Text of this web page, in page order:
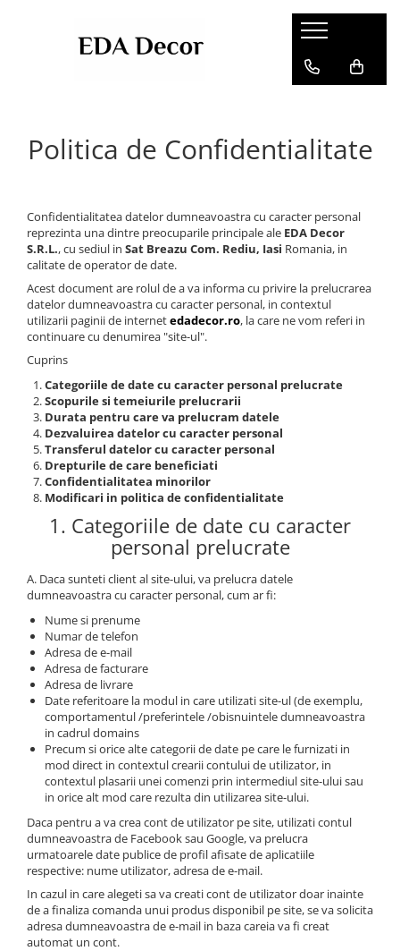
Politica de Confidentialitate
Confidentialitatea datelor dumneavoastra cu caracter personal
reprezinta una dintre preocuparile principale ale EDA Decor
S.R.L., cu sediul in Sat Breazu Com. Rediu, Iasi Romania, in
calitate de operator de date.
Acest document are rolul de a va informa cu privire la prelucrarea
datelor dumneavoastra cu caracter personal, in contextul
utilizarii paginii de internetedadecor.ro, la care ne vom referi in
continuare cu denumirea "site-ul".
Cuprins
Categoriile de date cu caracter personal prelucrate
Scopurile si temeiurile prelucrarii
Durata pentru care va prelucram datele
Dezvaluirea datelor cu caracter personal
Transferul datelor cu caracter personal
Drepturile de care beneficiati
Confidentialitatea minorilor
Modificari in politica de confidentialitate
1. Categoriile de date cu caracter
personal prelucrate
A. Daca sunteti client al site-ului, va prelucra datele
dumneavoastra cu caracter personal, cum ar fi:
Nume si prenume
Numar de telefon
Adresa de e-mail
Adresa de facturare
Adresa de livrare
Date referitoare la modul in care utilizati site-ul (de exemplu,
comportamentul /preferintele /obisnuintele dumneavoastra
in cadrul domains
Precum si orice alte categorii de date pe care le furnizati in
mod direct in contextul crearii contului de utilizator, in
contextul plasarii unei comenzi prin intermediul site-ului sau
in orice alt mod care rezulta din utilizarea site-ului.
Daca pentru a va crea cont de utilizator pe site, utilizati contul
dumneavoastra de Facebook sau Google, va prelucra
urmatoarele date publice de profil afisate de aplicatiile
respective: nume utilizator, adresa de e-mail.
In cazul in care alegeti sa va creati cont de utilizator doar inainte
de a finaliza comanda unui produs disponibil pe site, se va solicita
adresa dumneavoastra de e-mail in baza careia va fi creat
automat un cont.